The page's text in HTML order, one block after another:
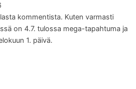
kommentista. Kuten varmasti
on 4.7. tulossa mega-tapahtuma ja
1. päivä.